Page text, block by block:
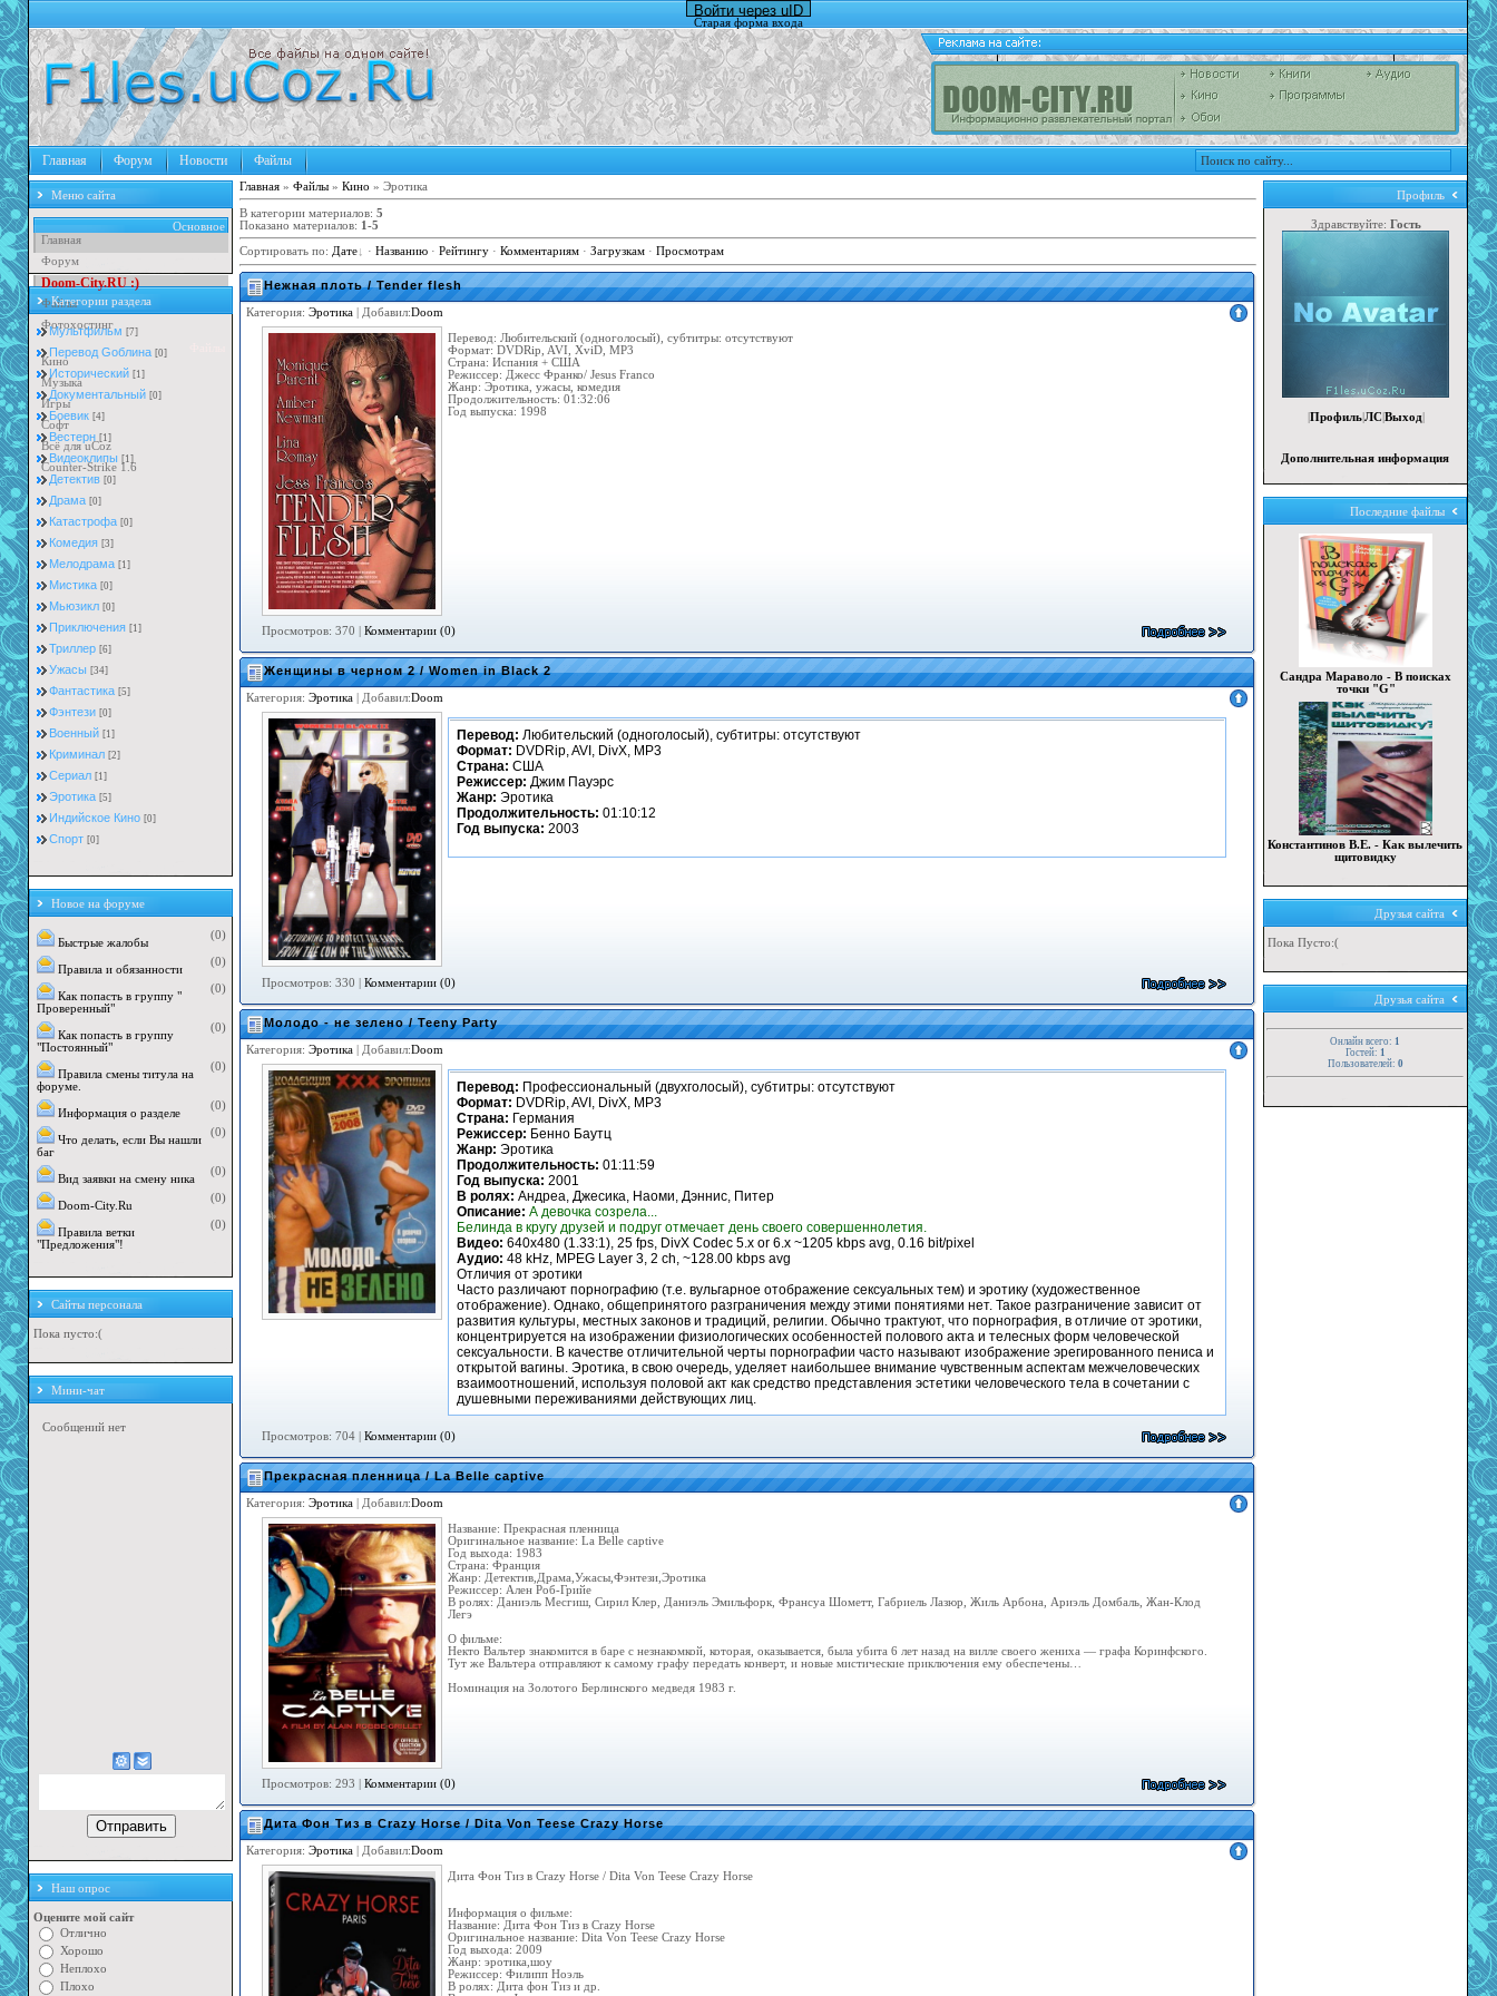
Войти через uID
Старая форма входа
Файлы
Новости
Форум
Главная
Меню сайта
Основное
Главная
Форум
Doom-City.RU :)
Файлы
Фотохостинг
Кино
Музыка
Игры
Софт
Всё для uCoz
Counter-Strike 1.6
Категории раздела
Мультфильм [7]
Перевод Goблина [0]
Исторический [1]
Документальный [0]
Боевик [4]
Вестерн [1]
Видеоклипы [1]
Детектив [0]
Драма [0]
Катастрофа [0]
Комедия [3]
Мелодрама [1]
Мистика [0]
Мьюзикл [0]
Приключения [1]
Триллер [6]
Ужасы [34]
Фантастика [5]
Фэнтези [0]
Военный [1]
Криминал [2]
Сериал [1]
Эротика [5]
Индийское Кино [0]
Cпорт [0]
Новое на форуме
Быстрые жалобы
(0)
Правила и обязанности
(0)
Как попасть в группу "
Проверенный"
(0)
Как попасть в группу
"Постоянный"
(0)
Правила смены титула на
форуме.
(0)
Информация о разделе
(0)
Что делать, если Вы нашли
баг
(0)
Вид заявки на смену ника
(0)
Doom-City.Ru
(0)
Правила ветки
"Предложения"!
(0)
Сайты персонала
Пока пусто:(
Мини-чат
Наш опрос
Оцените мой сайт
Отлично
Хорошо
Неплохо
Плохо
Главная » Файлы » Кино » Эротика
В категории материалов: 5
Показано материалов: 1-5
Сортировать по: Дате · Названию · Рейтингу · Комментариям · Загрузкам · Просмотрам
Нежная плоть / Tender flesh
Категория: Эротика | Добавил:Doom
Перевод: Любительский (одноголосый), cубтитры: отсутствуют
Формат: DVDRip, AVI, XviD, MP3
Страна: Испания + США
Режиссер: Джесс Франко/ Jesus Franco
Жанр: Эротика, ужасы, комедия
Продолжительность: 01:32:06
Год выпуска: 1998
Просмотров: 370 | Комментарии (0)
Женщины в черном 2 / Women in Black 2
Категория: Эротика | Добавил:Doom
Перевод: Любительский (одноголосый), cубтитры: отсутствуют
Формат: DVDRip, AVI, DivX, MP3
Страна: США
Режиссер: Джим Пауэрс
Жанр: Эротика
Продолжительность: 01:10:12
Год выпуска: 2003
Просмотров: 330 | Комментарии (0)
Молодо - не зелено / Teeny Party
Категория: Эротика | Добавил:Doom
Перевод: Профессиональный (двухголосый), cубтитры: отсутствуют
Формат: DVDRip, AVI, DivX, MP3
Страна: Германия
Режиссер: Бенно Баутц
Жанр: Эротика
Продолжительность: 01:11:59
Год выпуска: 2001
В ролях: Андреа, Джесика, Наоми, Дэннис, Питер
Описание: А девочка созрела...
Белинда в кругу друзей и подруг отмечает день своего совершеннолетия.
Видео: 640x480 (1.33:1), 25 fps, DivX Codec 5.x or 6.x ~1205 kbps avg, 0.16 bit/pixel
Аудио: 48 kHz, MPEG Layer 3, 2 ch, ~128.00 kbps avg
Отличия от эротики
Часто различают порнографию (т.е. вульгарное отображение сексуальных тем) и эротику (художественное
отображение). Однако, общепринятого разграничения между этими понятиями нет. Такое разграничение зависит от
развития культуры, местных законов и традиций, религии. Обычно трактуют, что порнография, в отличие от эротики,
концентрируется на изображении физиологических особенностей полового акта и телесных форм человеческой
сексуальности. В качестве отличительной черты порнографии часто называют изображение эрегированного пениса и
открытой вагины. Эротика, в свою очередь, уделяет наибольшее внимание чувственным аспектам межчеловеческих
взаимоотношений, используя половой акт как средство представления эстетики человеческого тела в сочетании с
душевными переживаниями действующих лиц.
Просмотров: 704 | Комментарии (0)
Прекрасная пленница / La Belle captive
Категория: Эротика | Добавил:Doom
Название: Прекрасная пленница
Оригинальное название: La Belle captive
Год выхода: 1983
Страна: Франция
Жанр: Детектив,Драма,Ужасы,Фэнтези,Эротика
Режиссер: Ален Роб-Грийе
В ролях: Даниэль Месгиш, Сирил Клер, Даниэль Эмильфорк, Франсуа Шометт, Габриель Лазюр, Жиль Арбона, Ариэль Домбаль, Жан-Клод
Легэ
О фильме:
Некто Вальтер знакомится в баре с незнакомкой, которая, оказывается, была убита 6 лет назад на вилле своего жениха — графа Коринфского.
Тут же Вальтера отправляют к самому графу передать конверт, и новые мистические приключения ему обеспечены…
Номинация на Золотого Берлинского медведя 1983 г.
Просмотров: 293 | Комментарии (0)
Дита Фон Тиз в Crazy Horse / Dita Von Teese Crazy Horse
Категория: Эротика | Добавил:Doom
Дита Фон Тиз в Crazy Horse / Dita Von Teese Crazy Horse
Информация о фильме:
Название: Дита Фон Тиз в Crazy Horse
Оригинальное название: Dita Von Teese Crazy Horse
Год выхода: 2009
Жанр: эротика,шоу
Режиссер: Филипп Ноэль
В ролях: Дита фон Тиз и др.
Профиль
Здравствуйте: Гость
|Профиль|ЛС|Выход|
Дополнительная информация
Последние файлы
Сандра Мараволо - В поисках
точки "G"
Константинов В.Е. - Как вылечить
щитовидку
Друзья сайта
Пока Пусто:(
Друзья сайта
Онлайн всего: 1
Гостей: 1
Пользователей: 0